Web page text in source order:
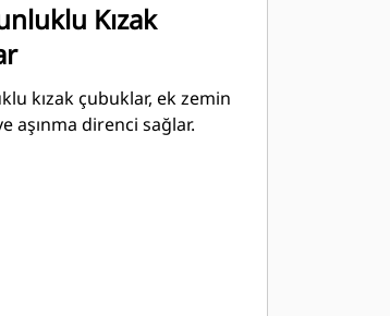
Kızak
kızak çubuklar, ek zemin
aşınma direnci sağlar.